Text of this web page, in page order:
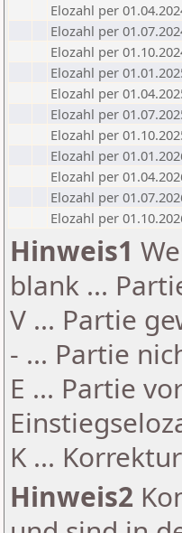
Elozahl per
Elozahl per
Elozahl per
Elozahl per
Elozahl per
Elozahl per
Elozahl per
Elozahl per
Elozahl per
Elozahl per
Elozahl per
Hinweis1
blank ...
V ... Partie
- ... Partie
E ... Partie
K ...
Hinweis2